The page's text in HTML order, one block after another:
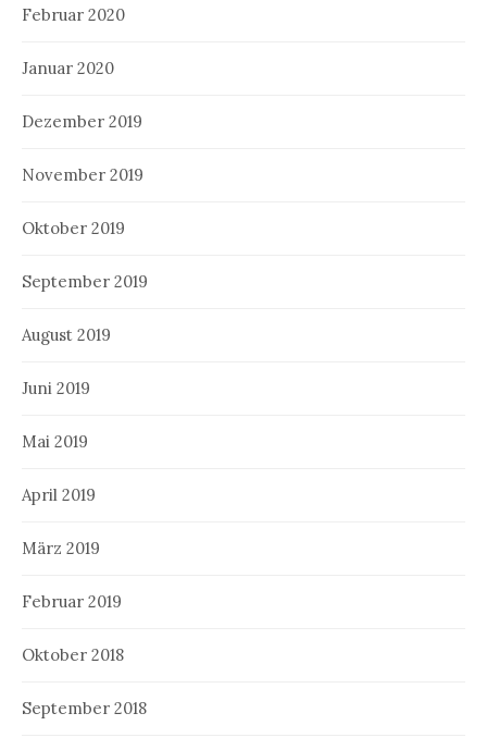
Februar 2020
Januar 2020
Dezember 2019
November 2019
Oktober 2019
September 2019
August 2019
Juni 2019
Mai 2019
April 2019
März 2019
Februar 2019
Oktober 2018
September 2018